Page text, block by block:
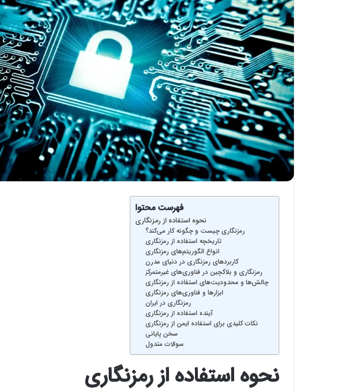
فهرست محتوا
نحوه استفاده از رمزنگاری
رمزنگاری چیست و چگونه کار می‌کند؟
تاریخچه استفاده از رمزنگاری
انواع الگوریتم‌های رمزنگاری
کاربردهای رمزنگاری در دنیای مدرن
رمزنگاری و بلاکچین در فناوری‌های غیرمتمرکز
چالش‌ها و محدودیت‌های استفاده از رمزنگاری
ابزارها و فناوری‌های رمزنگاری
رمزنگاری در ایران
آینده استفاده از رمزنگاری
نکات کلیدی برای استفاده ایمن از رمزنگاری
سخن پایانی
سوالات متدول
نحوه استفاده از رمزنگاری